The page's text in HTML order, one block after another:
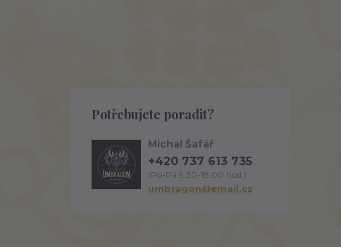
Potřebujete poradit?
Michal Šafář
+420 737 613 735
(Po-Pá 9:30-18:00 hod.)
umbragon@email.cz